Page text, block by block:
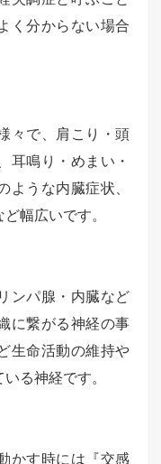
く分からない場合
々で、肩こり・頭
耳鳴り・めまい・
ような内臓症状、
幅広いです。
ンパ腺・内臓など
に繋がる神経の事
生命活動の維持や
る神経です。
かす時には『交感